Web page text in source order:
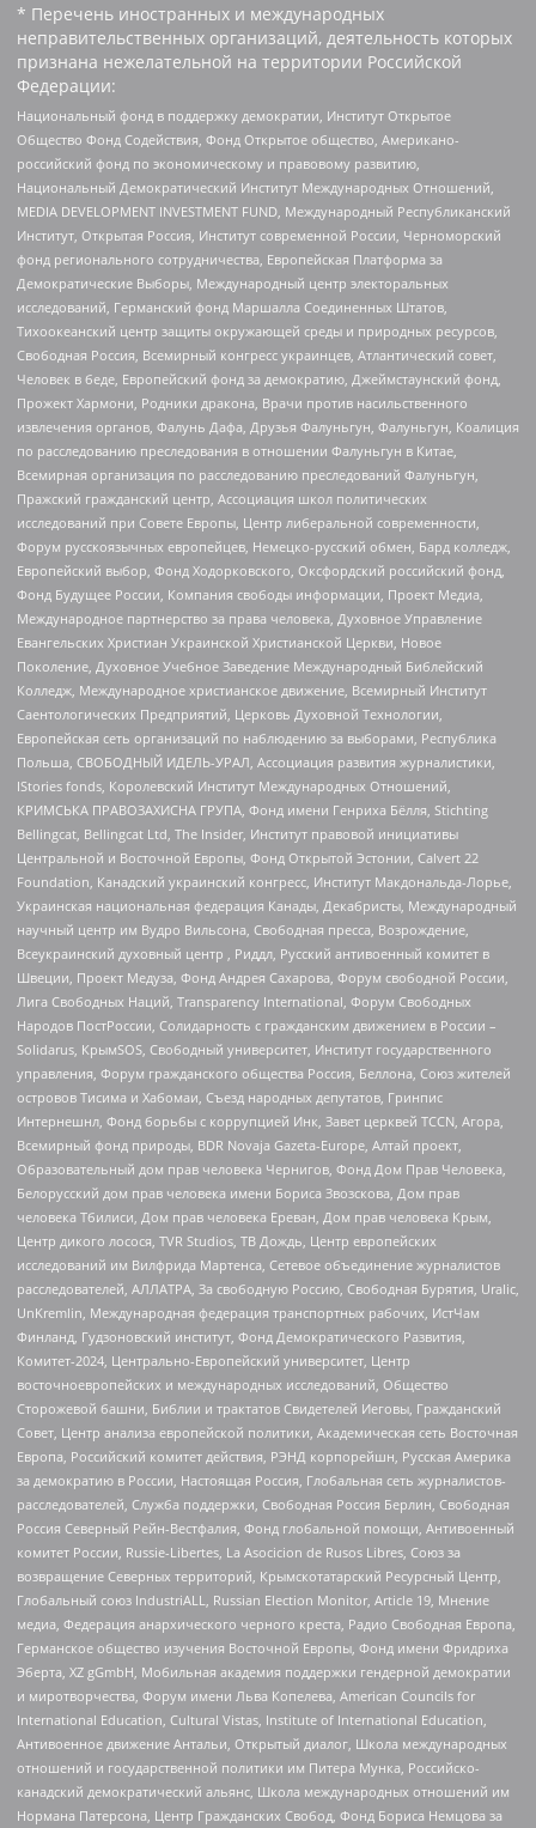
* Перечень иностранных и международных
неправительственных организаций, деятельность которых
признана нежелательной на территории Российской
Федерации:
Национальный фонд в поддержку демократии, Институт Открытое
Общество Фонд Содействия, Фонд Открытое общество, Американо-
российский фонд по экономическому и правовому развитию,
Национальный Демократический Институт Международных Отношений,
MEDIA DEVELOPMENT INVESTMENT FUND, Международный Республиканский
Институт, Открытая Россия, Институт современной России, Черноморский
фонд регионального сотрудничества, Европейская Платформа за
Демократические Выборы, Международный центр электоральных
исследований, Германский фонд Маршалла Соединенных Штатов,
Тихоокеанский центр защиты окружающей среды и природных ресурсов,
Свободная Россия, Всемирный конгресс украинцев, Атлантический совет,
Человек в беде, Европейский фонд за демократию, Джеймстаунский фонд,
Прожект Хармони, Родники дракона, Врачи против насильственного
извлечения органов, Фалунь Дафа, Друзья Фалуньгун, Фалуньгун, Коалиция
по расследованию преследования в отношении Фалуньгун в Китае,
Всемирная организация по расследованию преследований Фалуньгун,
Пражский гражданский центр, Ассоциация школ политических
исследований при Совете Европы, Центр либеральной современности,
Форум русскоязычных европейцев, Немецко-русский обмен, Бард колледж,
Европейский выбор, Фонд Ходорковского, Оксфордский российский фонд,
Фонд Будущее России, Компания свободы информации, Проект Медиа,
Международное партнерство за права человека, Духовное Управление
Евангельских Христиан Украинской Христианской Церкви, Новое
Поколение, Духовное Учебное Заведение Международный Библейский
Колледж, Международное христианское движение, Всемирный Институт
Саентологических Предприятий, Церковь Духовной Технологии,
Европейская сеть организаций по наблюдению за выборами, Республика
Польша, СВОБОДНЫЙ ИДЕЛЬ-УРАЛ, Ассоциация развития журналистики,
IStories fonds, Королевский Институт Международных Отношений,
КРИМСЬКА ПРАВОЗАХИСНА ГРУПА, Фонд имени Генриха Бёлля, Stichting
Bellingcat, Bellingcat Ltd, The Insider, Институт правовой инициативы
Центральной и Восточной Европы, Фонд Открытой Эстонии, Calvert 22
Foundation, Канадский украинский конгресс, Институт Макдональда-Лорье,
Украинская национальная федерация Канады, Декабристы, Международный
научный центр им Вудро Вильсона, Свободная пресса, Возрождение,
Всеукраинский духовный центр , Риддл, Русский антивоенный комитет в
Швеции, Проект Медуза, Фонд Андрея Сахарова, Форум свободной России,
Лига Свободных Наций, Transparеncy International, Форум Свободных
Народов ПостРоссии, Солидарность с гражданским движением в России –
Solidarus, КрымSOS, Свободный университет, Институт государственного
управления, Форум гражданского общества Россия, Беллона, Союз жителей
островов Тисима и Хабомаи, Съезд народных депутатов, Гринпис
Интернешнл, Фонд борьбы с коррупцией Инк, Завет церквей TCCN, Агора,
Всемирный фонд природы, BDR Novaja Gazeta-Europe, Алтай проект,
Образовательный дом прав человека Чернигов, Фонд Дом Прав Человека,
Белорусский дом прав человека имени Бориса Звозскова, Дом прав
человека Тбилиси, Дом прав человека Ереван, Дом прав человека Крым,
Центр дикого лосося, TVR Studios, ТВ Дождь, Центр европейских
исследований им Вилфрида Мартенса, Сетевое объединение журналистов
расследователей, АЛЛАТРА, За свободную Россию, Свободная Бурятия, Uralic,
UnKremlin, Международная федерация транспортных рабочих, ИстЧам
Финланд, Гудзоновский институт, Фонд Демократического Развития,
Комитет-2024, Центрально-Европейский университет, Центр
восточноевропейских и международных исследований, Общество
Сторожевой башни, Библии и трактатов Свидетелей Иеговы, Гражданский
Совет, Центр анализа европейской политики, Академическая сеть Восточная
Европа, Российский комитет действия, РЭНД корпорейшн, Русская Америка
за демократию в России, Настоящая Россия, Глобальная сеть журналистов-
расследователей, Служба поддержки, Свободная Россия Берлин, Свободная
Россия Северный Рейн-Вестфалия, Фонд глобальной помощи, Антивоенный
комитет России, Russie-Libertes, La Asocicion de Rusos Libres, Союз за
возвращение Северных территорий, Крымскотатарский Ресурсный Центр,
Глобальный союз IndustriALL, Russian Election Monitor, Article 19, Мнение
медиа, Федерация анархического черного креста, Радио Свободная Европа,
Германское общество изучения Восточной Европы, Фонд имени Фридриха
Эберта, XZ gGmbH, Мобильная академия поддержки гендерной демократии
и миротворчества, Форум имени Льва Копелева, American Councils for
International Education, Cultural Vistas, Institute of International Education,
Антивоенное движение Антальи, Открытый диалог, Школа международных
отношений и государственной политики им Питера Мунка, Российско-
канадский демократический альянс, Школа международных отношений им
Нормана Патерсона, Центр Гражданских Свобод, Фонд Бориса Немцова за